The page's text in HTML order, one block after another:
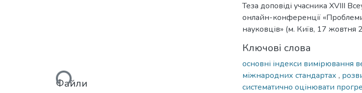
Вантажиться...Файли
Теза доповіді учасника XVIII
онлайн-конференції
науковців» (м. Київ, 17 жовтня
Ключові слова
основні індекси вимірювання
міжнародних стандартах ,
систематично оцінювати